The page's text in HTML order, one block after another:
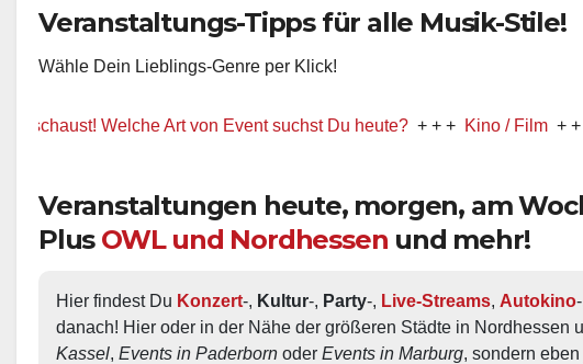
Veranstaltungs-Tipps für alle Musik-Stile!
Wähle Dein Lieblings-Genre per Klick!
Welche Art von Event suchst Du heute? + + + Kino / Film + + + Ww
Veranstaltungen heute, morgen, am
Plus OWL und Nordhessen und mehr!
Hier findest Du Konzert Kultur Party Live-Streams Autokino
danach! Hier oder in der Nähe der größeren Städte in Nordhessen
Kassel Events in Paderborn oder Events in Marburg , sondern